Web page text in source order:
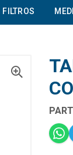
FILTROS